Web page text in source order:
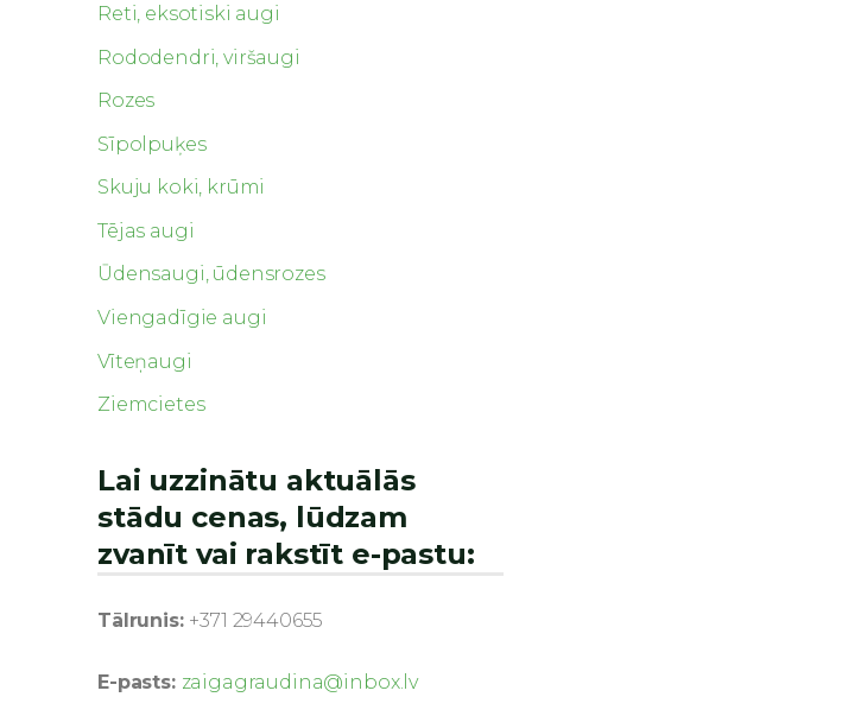
Reti, eksotiski augi
Rododendri, viršaugi
Rozes
Sīpolpuķes
Skuju koki, krūmi
Tējas augi
Ūdensaugi, ūdensrozes
Viengadīgie augi
Vīteņaugi
Ziemcietes
Lai uzzinātu aktuālās
stādu cenas, lūdzam
zvanīt vai rakstīt e-pastu:
Tālrunis: +371 29440655
E-pasts: zaigagraudina@inbox.lv